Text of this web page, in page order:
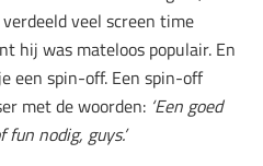
veel screen time
hij was mateloos populair. En
een spin-off. Een spin-off
met de woorden: ‘Een goed
nodig, guys.’